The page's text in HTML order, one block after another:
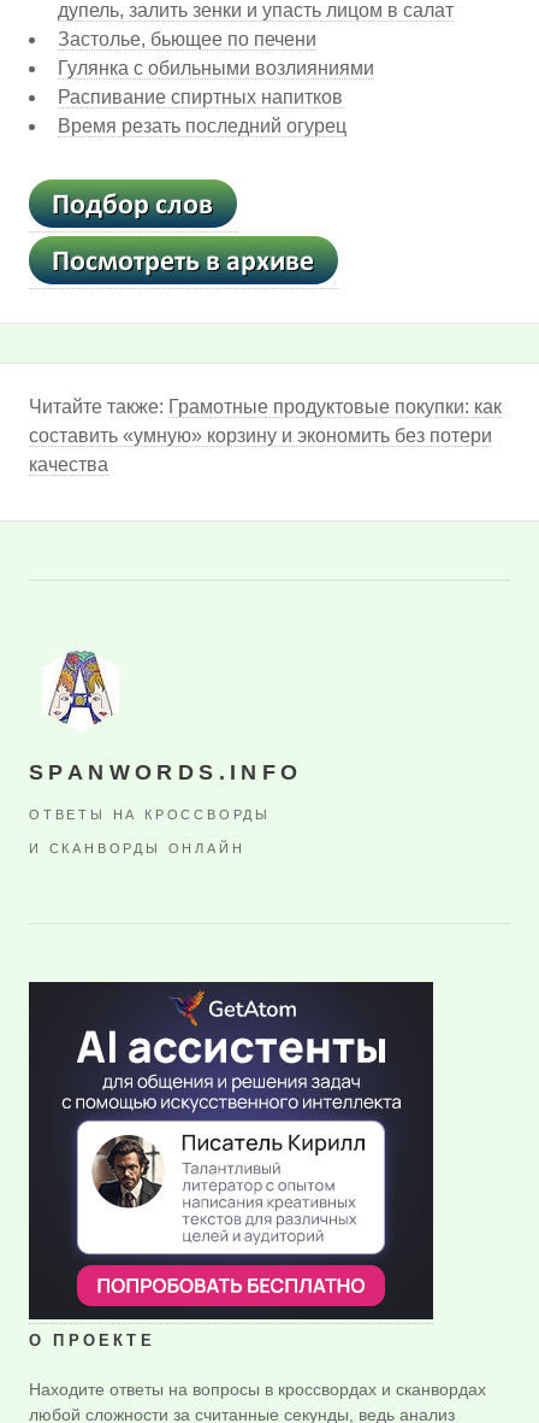
дупель, залить зенки и упасть лицом в салат
Застолье, бьющее по печени
Гулянка с обильными возлияниями
Распивание спиртных напитков
Время резать последний огурец
Читайте также: Грамотные продуктовые покупки: как
составить «умную» корзину и экономить без потери
качества
SPANWORDS.INFO
ОТВЕТЫ НА КРОССВОРДЫ
И СКАНВОРДЫ ОНЛАЙН
О ПРОЕКТЕ
Находите ответы на вопросы в кроссвордах и сканвордах
любой сложности за считанные секунды, ведь анализ